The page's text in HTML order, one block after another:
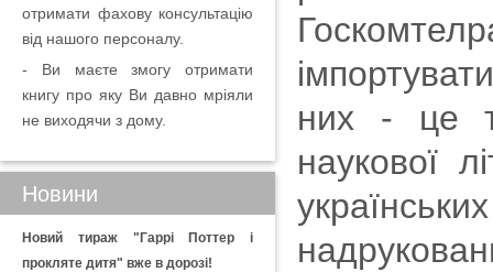
них - це
наукової
отримати фахову консультацію
від нашого персоналу.
- Ви маєте змогу отримати
книгу про яку Ви давно мріяли
не виходячи з дому.
Новини
Новий тираж "Гаррі Поттер і
прокляте дитя" вже в дорозі!